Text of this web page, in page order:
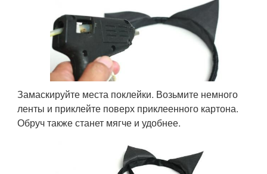
Замаскируйте места поклейки. Возьмите немного
ленты и приклейте поверх приклеенного картона.
Обруч также станет мягче и удобнее.